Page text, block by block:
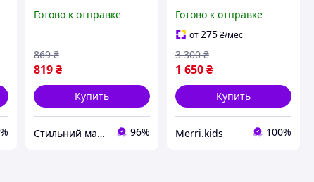
140. Комплект: белая
шорты на лето для
детей
Готово к отправке
819 ₴
869 ₴
Купить
Стильний малюк 96%
мальчиков подростков,
молодежные вареные
костюмы на лето
Готово к отправке
от275₴/мес
1 650₴
3 300 ₴
Купить
Merri.kids 100%